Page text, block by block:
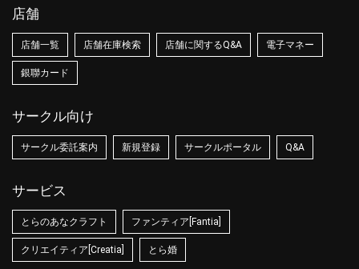
店舗
店舗一覧 店舗在庫検索 店舗に関するQ&A 電子マネー
銀聯カード
サークル向け
サークル委託案内 新規登録 サークルポータル Q&A
サービス
とらのあなクラフト ファンティア[Fantia]
クリエイティア[Creatia] とら婚